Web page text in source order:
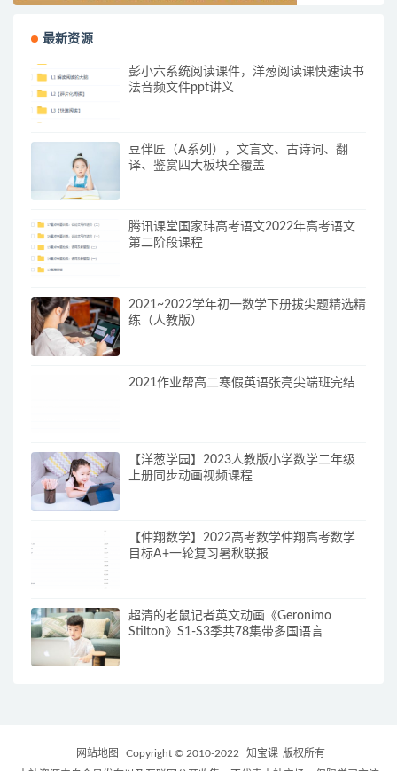
最新资源
彭小六系统阅读课件，洋葱阅读课快速读书
法音频文件ppt讲义
豆伴匠（A系列），文言文、古诗词、翻
译、鉴赏四大板块全覆盖
腾讯课堂国家玮高考语文2022年高考语文
第二阶段课程
2021~2022学年初一数学下册拔尖题精选精
练（人教版）
2021作业帮高二寒假英语张亮尖端班完结
【洋葱学园】2023人教版小学数学二年级
上册同步动画视频课程
【仲翔数学】2022高考数学仲翔高考数学
目标A+一轮复习暑秋联报
超清的老鼠记者英文动画《Geronimo
Stilton》S1-S3季共78集带多国语言
网站地图 Copyright © 2010-2022 知宝课 版权所有